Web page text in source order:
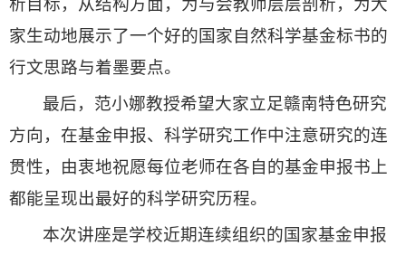
析目标，从结构方面，为与会教师层层剖析，为大
家生动地展示了一个好的国家自然科学基金标书的
行文思路与着墨要点。
最后，范小娜教授希望大家立足赣南特色研究
方向，在基金申报、科学研究工作中注意研究的连
贯性，由衷地祝愿每位老师在各自的基金申报书上
都能呈现出最好的科学研究历程。
本次讲座是学校近期连续组织的国家基金申报